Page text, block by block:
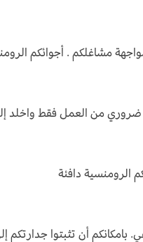
مشاغلكم . أجوائكم
من العمل فقط واخلد
الرومنسية دافئة
بامكانكم أن تثبتوا